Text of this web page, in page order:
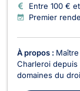
Entre 100 €
Premier
À propos :
Charleroi
domaines du